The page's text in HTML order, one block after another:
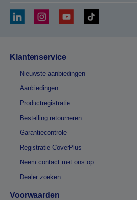
Klantenservice
Nieuwste aanbiedingen
Aanbiedingen
Productregistratie
Bestelling retourneren
Garantiecontrole
Registratie CoverPlus
Neem contact met ons op
Dealer zoeken
Voorwaarden